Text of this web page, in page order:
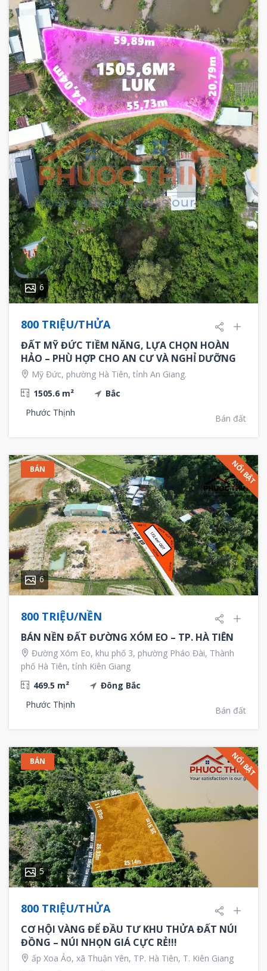
6
800 TRIỆU/THỬA
ĐẤT MỸ ĐỨC TIỀM NĂNG, LỰA CHỌN HOÀN
HẢO – PHÙ HỢP CHO AN CƯ VÀ NGHỈ DƯỠNG
Mỹ Đức, phường Hà Tiên, tỉnh An Giang.
1505.6 m²
Bắc
Phước Thịnh
Bán đất
BÁN NỔI BẬT
6
800 TRIỆU/NỀN
BÁN NỀN ĐẤT ĐƯỜNG XÓM EO – TP. HÀ TIÊN
Đường Xóm Eo, khu phố 3, phường Pháo Đài, Thành
phố Hà Tiên, tỉnh Kiên Giang
469.5 m²
Đông Bắc
Phước Thịnh
Bán đất
BÁN NỔI BẬT
5
800 TRIỆU/THỬA
CƠ HỘI VÀNG ĐỂ ĐẦU TƯ KHU THỬA ĐẤT NÚI
ĐỒNG – NÚI NHỌN GIÁ CỰC RẺ!!!
ấp Xoa Ảo, xã Thuận Yên, TP. Hà Tiên, T. Kiên Giang